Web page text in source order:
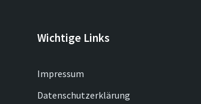
Wichtige Links
Impressum
Datenschutzerklärung